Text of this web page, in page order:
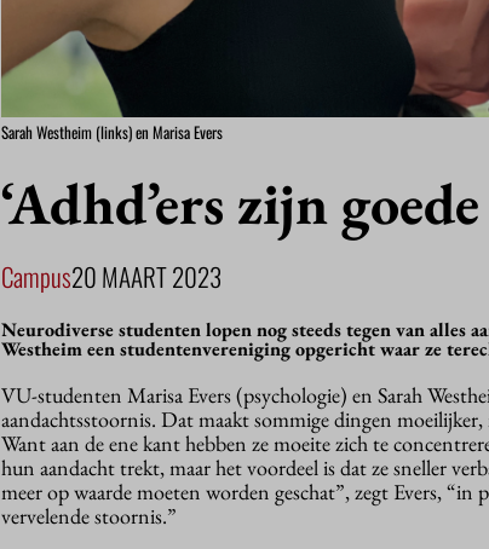
Sarah Westheim (links) en Marisa Evers
‘Adhd’ers zijn
Campus20 MAART 2023
Neurodiverse studenten lopen nog steeds tegen van alles
Westheim een studentenvereniging opgericht waar ze
VU-studenten Marisa Evers (psychologie) en Sarah
aandachtsstoornis. Dat maakt sommige dingen
Want aan de ene kant hebben ze moeite zich te
hun aandacht trekt, maar het voordeel is dat ze sneller
meer op waarde moeten worden geschat”, zegt Evers, “in
vervelende stoornis.”